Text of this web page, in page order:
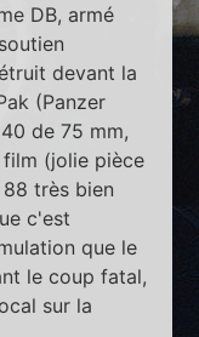
DB, armé
devant la
(Panzer
de 75 mm,
(jolie pièce
très bien
c'est
que le
le coup fatal,
sur la